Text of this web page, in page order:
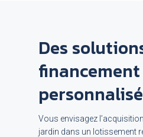
Des
financement
Vous envisagez l’acquisition
jardin dans un lotissement